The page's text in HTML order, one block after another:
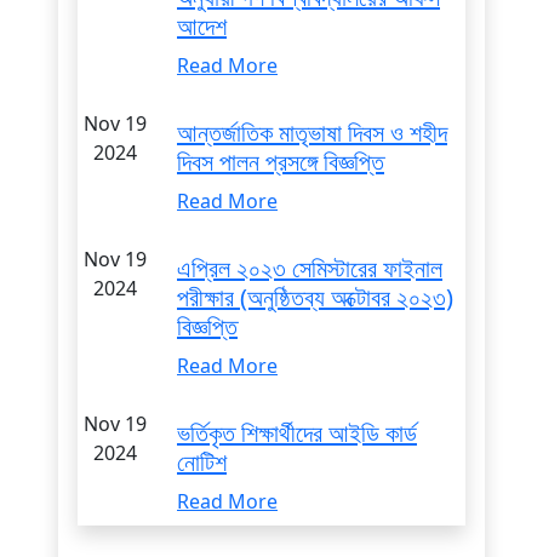
আদেশ
Read More
Nov 19
2024
আন্তর্জাতিক মাতৃভাষা দিবস ও শহীদ
দিবস পালন প্রসঙ্গে বিজ্ঞপ্তি
Read More
Nov 19
2024
এপ্রিল ২০২৩ সেমিস্টারের ফাইনাল
পরীক্ষার (অনুষ্ঠিতব্য অক্টোবর ২০২৩)
বিজ্ঞপ্তি
Read More
Nov 19
2024
ভর্তিকৃত শিক্ষার্থীদের আইডি কার্ড
নোটিশ
Read More